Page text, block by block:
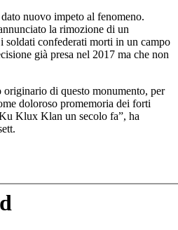
nuovo impeto al fenomeno.
la rimozione di un
soldati confederati morti in un campo
già presa nel 2017 ma che non
originario di questo monumento, per
doloroso promemoria dei forti
Klux Klan un secolo fa”, ha